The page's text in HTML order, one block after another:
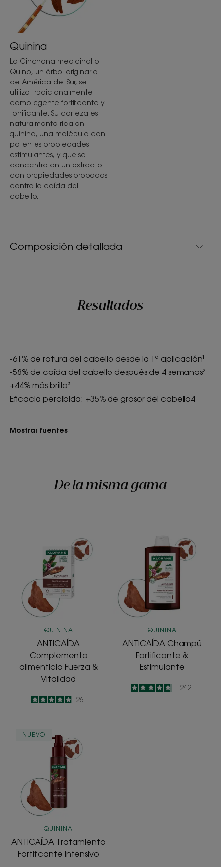
Textura
Bálsamo
Aroma del contenido
Perfume amaderado
*Estudio biometrológico ex vivo realizado en mechones de cabello.
*90% de ingredientes de origen natural
**Sin ingredientes de origen animal
*Test in vitro sobre el dúo de activos.
**Estudio biometrológico ex vivo realizado en mechones de cabello.
Composición detallada
Quinina
La Cinchona medicinal o
Quino, un árbol originario
de América del Sur, se
utiliza tradicionalmente
como agente fortificante y
tonificante. Su corteza es
naturalmente rica en
quinina, una molécula con
potentes propiedades
estimulantes, y que se
concentra en un extracto
con propiedades probadas
contra la caída del
cabello.
Resultados
-61% de rotura del cabello desde la 1ª aplicación¹
-58% de caída del cabello después de 4 semanas²
+44% más brillo³
Eficacia percibida: +35% de grosor del cabello4
Mostrar fuentes
De la misma gama
Complemento
alimenticio
Fuerza
&
Vitalidad
QUININA
ANTICAÍDA
Complemento
alimenticio Fuerza &
Vitalidad
4.8
/
5
26
Champú
Fortificante
&
Estimulante
QUININA
ANTICAÍDA Champú
Fortificante &
Estimulante
4.8
/51242
Tratamiento
Fortificante
Intensivo
NUEVO
QUININA
ANTICAÍDA Tratamiento
Fortificante Intensivo